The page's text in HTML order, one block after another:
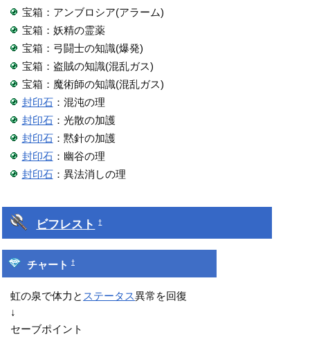
宝箱：アンブロシア(アラーム)
宝箱：妖精の霊薬
宝箱：弓闘士の知識(爆発)
宝箱：盗賊の知識(混乱ガス)
宝箱：魔術師の知識(混乱ガス)
封印石：混沌の理
封印石：光散の加護
封印石：黙針の加護
封印石：幽谷の理
封印石：異法消しの理
ビフレスト †
チャート †
虹の泉で体力と ステータス異常を回復
↓
セーブポイント